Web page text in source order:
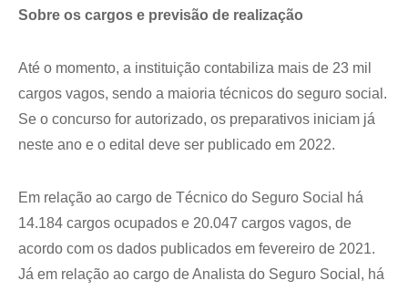
Sobre os cargos e previsão de realização
Até o momento, a instituição contabiliza mais de 23 mil
cargos vagos, sendo a maioria técnicos do seguro social.
Se o concurso for autorizado, os preparativos iniciam já
neste ano e o edital deve ser publicado em 2022.
Em relação ao cargo de Técnico do Seguro Social há
14.184 cargos ocupados e 20.047 cargos vagos, de
acordo com os dados publicados em fevereiro de 2021.
Já em relação ao cargo de Analista do Seguro Social, há